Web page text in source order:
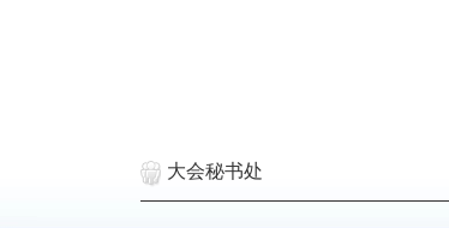
大会秘书处